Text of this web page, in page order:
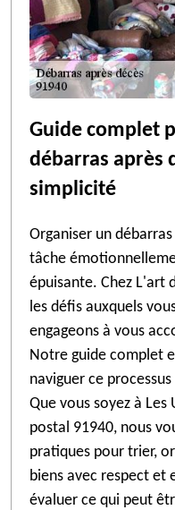
Guide complet
débarras après
simplicité
Organiser un
tâche
épuisante. Chez L'art
les défis auxquels
engageons à vous
Notre guide complet
naviguer ce
Que vous soyez à
postal 91940, nous
pratiques pour trier,
biens avec respect et
évaluer ce qui peut